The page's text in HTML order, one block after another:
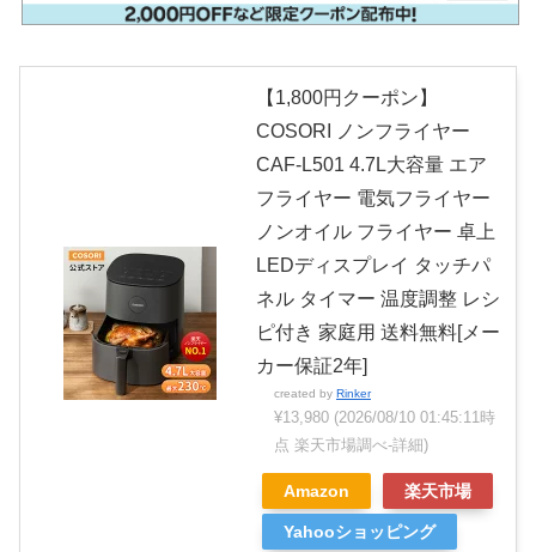
【1,800円クーポン】
COSORI ノンフライヤー
CAF-L501 4.7L大容量 エア
フライヤー 電気フライヤー
ノンオイル フライヤー 卓上
LEDディスプレイ タッチパ
ネル タイマー 温度調整 レシ
ピ付き 家庭用 送料無料[メー
カー保証2年]
created by Rinker
¥13,980 (2026/08/10 01:45:11時
点 楽天市場調べ-詳細)
Amazon 楽天市場
Yahooショッピング